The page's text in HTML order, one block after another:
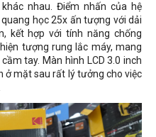
nhau. Điểm nhấn của hệ
học 25x ấn tượng với dải
kết hợp với tính năng chống
tượng rung lắc máy, mang
tay. Màn hình LCD 3.0 inch
ở mặt sau rất lý tưởng cho việc